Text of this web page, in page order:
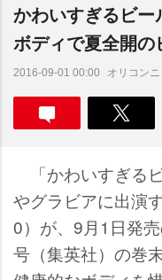
かわいすぎるビ
ボディで夏全開
2016-09-01 00:00 オリコン
「かわいすぎる
グラビアに出演す
0）が、9月1日発
号（集英社）の巻